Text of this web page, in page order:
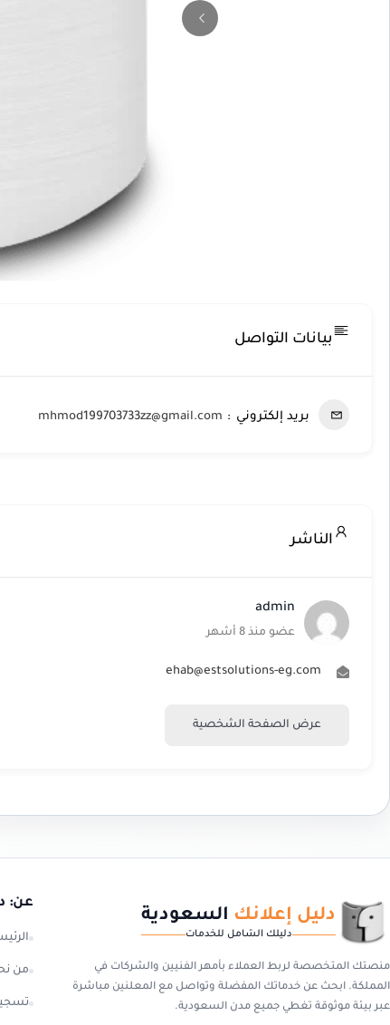
بيانات التواصل
بريد إلكتروني mhmod199703733zz@gmail.com
الناشر
admin
عضو منذ 8 أشهر
ehab@estsolutions-eg.com
عرض الصفحة الشخصية
دليل إعلانك السعودية
دليلك الشامل للخدمات
منصتك المتخصصة لربط العملاء بأمهر الفنيين والشركات في
المملكة. ابحث عن خدماتك المفضلة وتواصل مع المعلنين مباشرة
عبر بيئة موثوقة تغطي جميع مدن السعودية.
عن:
من